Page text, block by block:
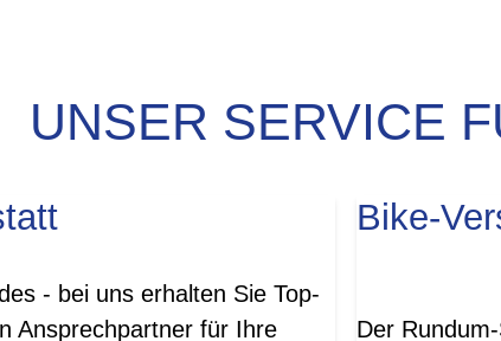
UNSER SERVICE
- bei uns erhalten Sie Top-
Ansprechpartner für Ihre
Bike-
Der